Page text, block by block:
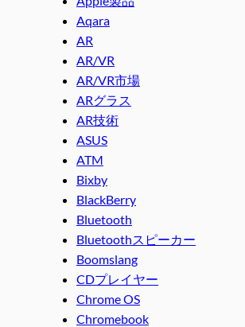
Aqara
AR
AR/VR
AR/VR市場
ARグラス
AR技術
ASUS
ATM
Bixby
BlackBerry
Bluetooth
Bluetoothスピーカー
Boomslang
CDプレイヤー
Chrome OS
Chromebook